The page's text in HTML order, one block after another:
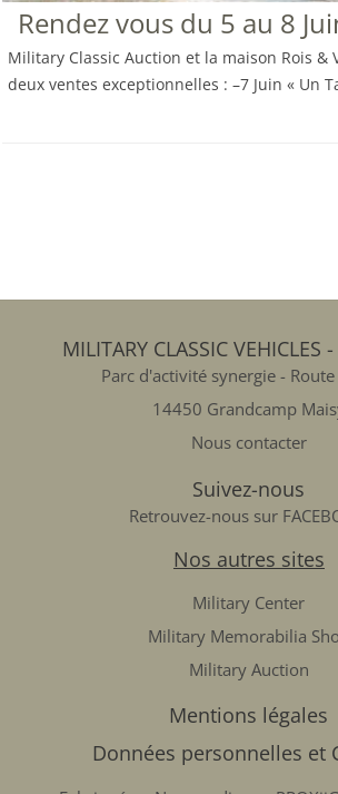
Rendez vous du 5 au 8
Military Classic Auction et la maison Rois &
deux ventes exceptionnelles : –7 Juin « Un
MILITARY CLASSIC VEHICLES
Parc d'activité synergie -
14450 Grandcamp
Nous contacter
Suivez-nous
Retrouvez-nous sur
Nos autres sites
Military Center
Military Memorabilia
Military Auction
Mentions légales
Données personnelles et